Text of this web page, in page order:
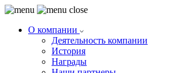
О компании
Деятельность компании
История
Награды